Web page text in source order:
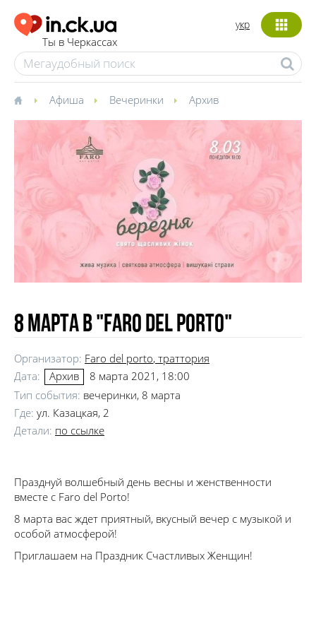
Ты в Черкассах
укр
Афиша Вечеринки Архив
8 Марта в "Faro del porto"
Организатор: Faro del porto, траттория
Дата:
Архив
8 марта 2021, 18:00
Тип события: вечеринки, 8 марта
Где: ул. Казацкая, 2
Детали: по ссылке
Празднуй волшебный день весны и женственности
вместе с Faro del Porto!
8 марта вас ждет приятный, вкусный вечер с музыкой и
особой атмосферой!
Приглашаем на Праздник Счастливых Женщин!